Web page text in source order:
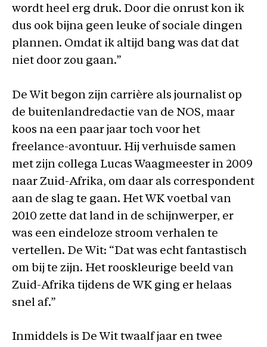
wordt heel erg druk. Door die onrust kon ik
dus ook bijna geen leuke of sociale dingen
plannen. Omdat ik altijd bang was dat dat
niet door zou gaan.”
De Wit begon zijn carrière als journalist op
de buitenlandredactie van de NOS, maar
koos na een paar jaar toch voor het
freelance-avontuur. Hij verhuisde samen
met zijn collega Lucas Waagmeester in 2009
naar Zuid-Afrika, om daar als correspondent
aan de slag te gaan. Het WK voetbal van
2010 zette dat land in de schijnwerper, er
was een eindeloze stroom verhalen te
vertellen. De Wit: “Dat was echt fantastisch
om bij te zijn. Het rooskleurige beeld van
Zuid-Afrika tijdens de WK ging er helaas
snel af.”
Inmiddels is De Wit twaalf jaar en twee